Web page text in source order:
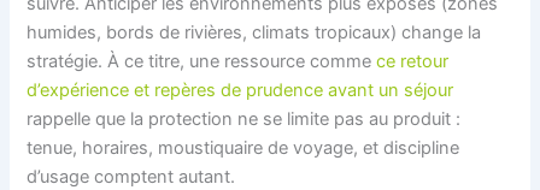
humides, bords de rivières, climats tropicaux) change la
stratégie. À ce titre, une ressource commece retour
d’expérience et repères de prudence avant un séjour
rappelle que la protection ne se limite pas au produit :
tenue, horaires, moustiquaire de voyage, et discipline
d’usage comptent autant.